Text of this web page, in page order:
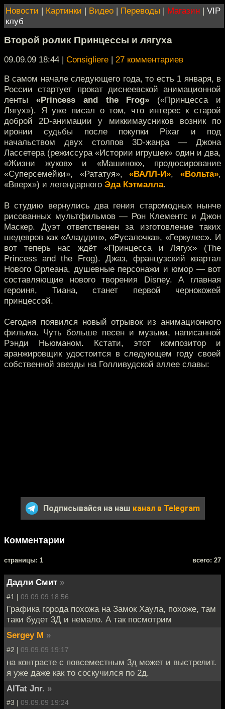
Новости | Картинки | Видео | Переводы | Магазин | VIP
клуб
Второй ролик Принцессы и лягуха
09.09.09 18:44 | Consigliere | 27 комментариев
В самом начале следующего года, то есть 1 января, в
России стартует прокат диснеевской анимационной
ленты «Princess and the Frog» («Принцесса и
Лягух»). Я уже писал о том, что интерес к старой
доброй 2D-анимации у миккимаусников возник по
иронии судьбы после покупки Pixar и под
начальством двух столпов 3D-жанра — Джона
Лассетера (режиссура «Истории игрушек» один и два,
«Жизни жуков» и «Машинок», продюсирование
«Суперсемейки», «Рататуя»,«ВАЛЛ-И»,«Вольта»,
«Вверх») и легендарного Эда Кэтмалла.
В студию вернулись два гения старомодных нынче
рисованных мультфильмов — Рон Клементс и Джон
Маскер. Дуэт ответственен за изготовление таких
шедевров как «Аладдин», «Русалочка», «Геркулес». И
вот теперь нас ждёт «Принцесса и Лягух» (The
Princess and the Frog). Джаз, французский квартал
Нового Орлеана, душевные персонажи и юмор — вот
составляющие нового творения Disney. А главная
героиня, Тиана, станет первой чернокожей
принцессой.
Сегодня появился новый отрывок из анимационного
фильма. Чуть больше песен и музыки, написанной
Рэнди Ньюманом. Кстати, этот композитор и
аранжировщик удостоится в следующем году своей
собственной звезды на Голливудской аллее славы:
Подписывайся на наш канал в Telegram
Комментарии
cтраницы: 1 всего: 27
Дадли Смит »
#1 | 09.09.09 18:56
Графика города похожа на Замок Хаула, похоже, там
таки будет 3Д и немало. А так посмотрим
Sergey M »
#2 | 09.09.09 19:17
на контрасте с повсеместным 3д может и выстрелит.
я уже даже как то соскучился по 2д.
AlTat Jnr. »
#3 | 09.09.09 19:24